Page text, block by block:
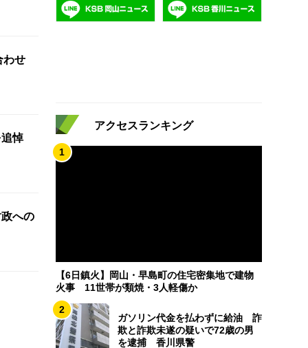
わせ
悼
への
アクセスランキング
1
【6日鎮火】岡山・早島町の住宅密集地で建物
火事 11世帯が類焼・3人軽傷か
2
ガソリン代金を払わずに給油 詐
欺と詐欺未遂の疑いで72歳の男
を逮捕 香川県警